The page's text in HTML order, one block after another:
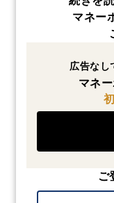
マネー
広告なし
マネ
ご